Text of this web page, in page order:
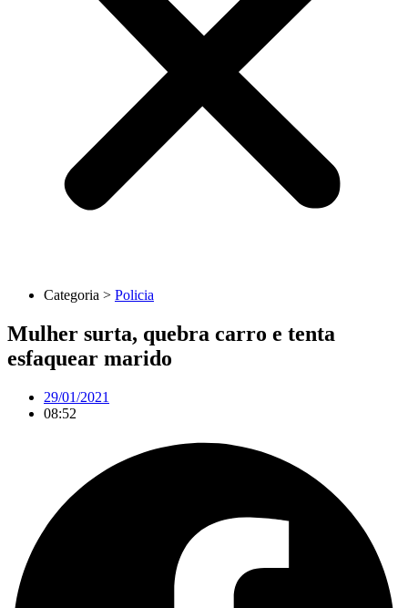
Categoria > Policia
Mulher surta, quebra carro e tenta
esfaquear marido
29/01/2021
08:52